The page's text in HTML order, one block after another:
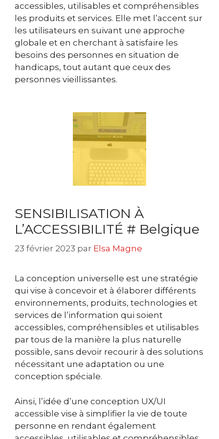
accessibles, utilisables et compréhensibles
les produits et services. Elle met l’accent sur
les utilisateurs en suivant une approche
globale et en cherchant à satisfaire les
besoins des personnes en situation de
handicaps, tout autant que ceux des
personnes vieillissantes.
SENSIBILISATION À
L’ACCESSIBILITÉ # Belgique
23 février 2023 par Elsa Magne
La conception universelle est une stratégie
qui vise à concevoir et à élaborer différents
environnements, produits, technologies et
services de l’information qui soient
accessibles, compréhensibles et utilisables
par tous de la manière la plus naturelle
possible, sans devoir recourir à des solutions
nécessitant une adaptation ou une
conception spéciale.
Ainsi, l’idée d’une conception UX/UI
accessible vise à simplifier la vie de toute
personne en rendant également